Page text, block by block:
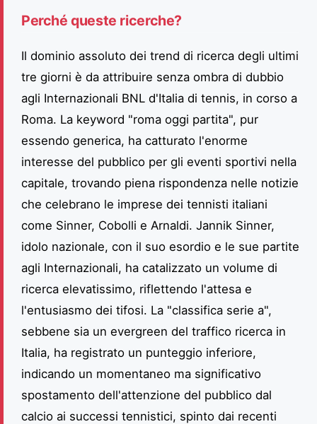
Perché queste ricerche?
Il dominio assoluto dei trend di ricerca degli ultimi
tre giorni è da attribuire senza ombra di dubbio
agli Internazionali BNL d'Italia di tennis, in corso a
Roma. La keyword "roma oggi partita", pur
essendo generica, ha catturato l'enorme
interesse del pubblico per gli eventi sportivi nella
capitale, trovando piena rispondenza nelle notizie
che celebrano le imprese dei tennisti italiani
come Sinner, Cobolli e Arnaldi. Jannik Sinner,
idolo nazionale, con il suo esordio e le sue partite
agli Internazionali, ha catalizzato un volume di
ricerca elevatissimo, riflettendo l'attesa e
l'entusiasmo dei tifosi. La "classifica serie a",
sebbene sia un evergreen del traffico ricerca in
Italia, ha registrato un punteggio inferiore,
indicando un momentaneo ma significativo
spostamento dell'attenzione del pubblico dal
calcio ai successi tennistici, spinto dai recenti